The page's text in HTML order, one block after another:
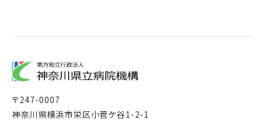
〒247-0007
神奈川県横浜市栄区小菅ケ谷1-2-1